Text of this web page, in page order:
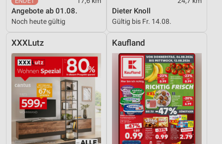
Angebote ab 01.08.
Noch heute gültig
Dieter Knoll
Gültig bis Fr. 14.08.
XXXLutz Kaufland